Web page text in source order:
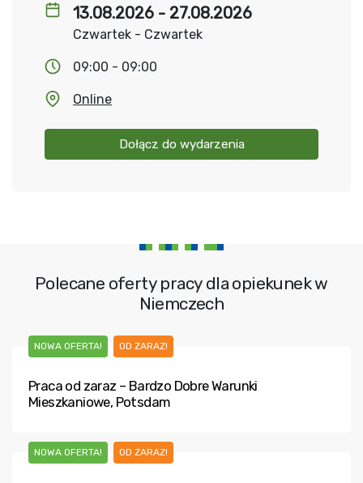
13.08.2026 - 27.08.2026
Czwartek - Czwartek
09:00 - 09:00
Online
Dołącz do wydarzenia
Polecane oferty pracy dla opiekunek w
Niemczech
NOWA OFERTA! OD ZARAZ!
Praca od zaraz – Bardzo Dobre Warunki
Mieszkaniowe, Potsdam
NOWA OFERTA! OD ZARAZ!